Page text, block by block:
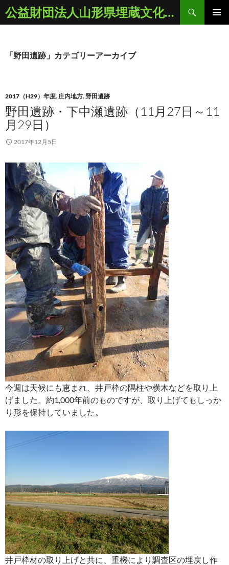
ン
ッ
プ
公益財団法人山形県埋蔵文化財センター
検
索
「野田遺跡」カテゴリーアーカイブ
2017（H29）年度,庄内地方,野田遺跡
野田遺跡・下中瀬遺跡（11月27日～11
月29日）
2017年12月5日
今週は天候にも恵まれ、井戸枠の隅柱や横木などを取り上
げました。約1,000年前のものですが、取り上げてもしっか
り形を保持していました。
井戸枠材の取り上げと共に、重機により調査区の埋戻し作